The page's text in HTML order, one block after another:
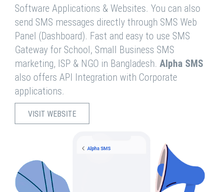
Software Applications & Websites. You can also
send SMS messages directly through SMS Web
Panel (Dashboard). Fast and easy to use SMS
Gateway for School, Small Business SMS
marketing, ISP & NGO in Bangladesh. Alpha SMS
also offers API Integration with Corporate
applications.
VISIT WEBSITE